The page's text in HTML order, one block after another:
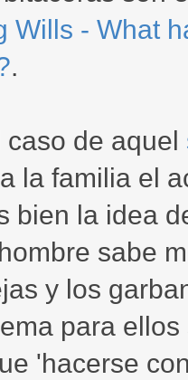
Wills - What
.
caso de aquel
la familia el
bien la idea
sabe
y los
para
'hacerse